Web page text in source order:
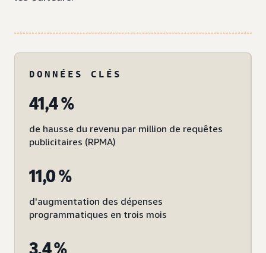
DONNÉES CLÉS
41,4 %
de hausse du revenu par million de requêtes
publicitaires (RPMA)
11,0 %
d'augmentation des dépenses
programmatiques en trois mois